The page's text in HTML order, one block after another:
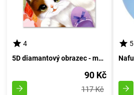
4
5D diamantový obrazec - malé koťátko
90 Kč
117 Kč
5